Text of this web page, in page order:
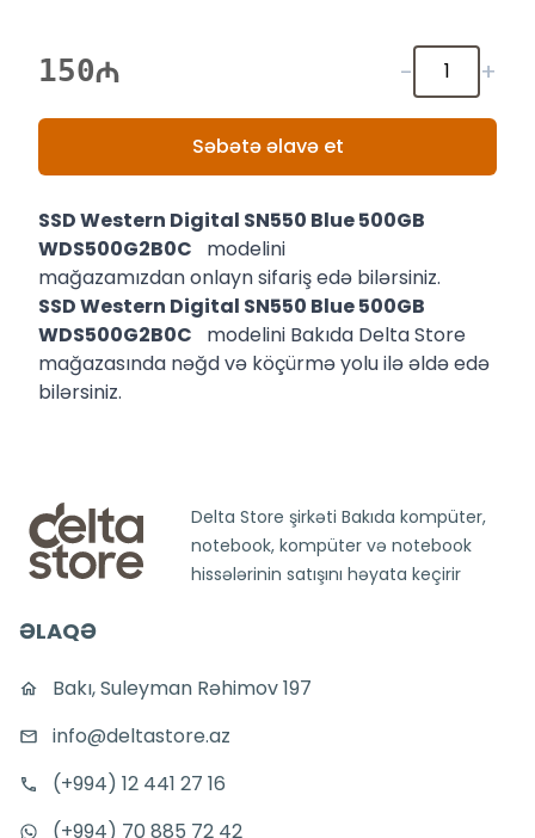
150 - +
Səbətə əlavə et
SSD Western Digital SN550 Blue 500GB
WDS500G2B0C modelini
mağazamızdan onlayn sifariş edə bilərsiniz.
SSD Western Digital SN550 Blue 500GB
WDS500G2B0C modelini Bakıda Delta Store
mağazasında nəğd və köçürmə yolu ilə əldə edə
bilərsiniz.
Delta Store şirkəti Bakıda kompüter,
notebook, kompüter və notebook
hissələrinin satışını həyata keçirir
ƏLAQƏ
Bakı, Suleyman Rəhimov 197
info@deltastore.az
(+994) 12 441 27 16
(+994) 70 885 72 42